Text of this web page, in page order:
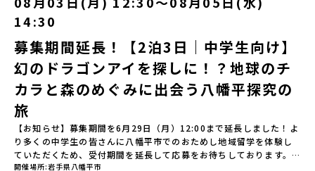
は原則、開催日1週間前までにご連絡いたします。又、最少催行人数
に達しなかった場合は、開催日3週間前までに催行中止の旨をメール
にてご連絡いたします。・よくあるご質問その他、よくあるご質問
についてはこちらをご確認ください。運営団体について＜プログラ
ム主催：一般財団法人地域・教育魅力化プラットフォーム＞「意志
ある若者にあふれる持続可能な地域・社会をつくる」というビジョ
ンを掲げ、2017年3月に島根県に設立した教育事業団体です。日本
全国約200の高校と連携しながら、中学卒業後に地域の枠を越えて生
徒一人ひとりの夢や価値観に合った地域・学校で1〜3年間過ごすこ
とができるシステム「地域みらい留学」をはじめとした、教育事業
や地域活性モデルをつくり続けています。名 称：一般財団法人地
域・教育魅力化プラットフォーム設 立：2017年3月代表者：岩本
し地域留学」の魅力を凝縮したアーカイブ動画をご覧いただけま
す。初めての一人旅への不安や、事務局のサポート体制、安全面に
る]YouTube：https://youtu.be/Yt8nd04aNgA?
si=e5erbspvwz5O8_uF【STEP 2】平取町プログラム説明会〜
「平取町」の内容を具体的に深掘りしたい方へ〜全体説明を聞いた
うえで、「平取町では具体的に何をするの？」「どんな町なの？」
という疑問にお答えする説明会です。平取町ならではの豊かな文化
や、2泊3日のプログラムの中身をたっぷりとお伝えします。日
時： 5月7日(木) 19：00〜19：40内 容： 平取町ってどんなとこ
ろ？、プログラム詳細解説、質疑応答お申し込み：https://c-
mirai.jp/events/002112どちらの説明会でも、お気軽にどうぞ！
イーツ（PM）「大樹町の魅力を体験②」 -大樹町宇宙交流センタ
ーSORA見学 -モデルロケットを飛ばしてみよう！「みんなで
BBQ」 -さらに仲間や地元の高校生、町の大人たちと交流＜3日目
＞（AM）「3日間の振り返りワーク」 -みんなで振り返り対話「牧
場の舞台裏。フィールドワーク」 -牧場見学・搾乳体験・動物と触
れ合おう「ランチ/お土産タイム」（PM） 14：00頃プログラム終
了-とかち帯広空港には15：00頃に到着予定です。※天候の状況や参
加人数によってプログラムを変更する場合がございます。参加概要
【開催場所】北海道大樹町（たいきちょう）【実施日程】7月28日
(火)〜 7月30日(木)※参加が確定した方には6月19日(金) 18：30～
20：00に「参加者向け事前オンライン研修」をご案内する予定で
す。必ず参加をお願いします。【集合場所・時間】7月28日(火)
い）は穏やかなリアス式海岸。海に沈む夕日は一生に一度は見てお
きたい景色です。出水工業高校は、「建築科」と「機械電気科」の2
つの学科。金属加工、電気工作、建物のデザインにチャレンジでき
る環境。「高校生ものづくりコンテスト」の木材加工部門で九州大
会2位に輝くなど、先輩たちの実力はホンモノ！この旅では自分の手
でモノをつくる時間を体験。金属を削ったり、電気を組んだり、木
で形をつくったり。プロの機械にさわれる高校で&quot;自分の手
&quot;でモノづくりにチャレンジ。夜には自分だけの「竹灯籠（た
けとうろう）」を作って灯りをともします。真っ青な海に思いっき
りダイブしたり、全国から集まった仲間や地元の高校生、地域の方
たちとワイワイBBQや夕ごはんづくりは一生の思い出になるはず！
ちょっとドキドキするけど、楽しい！に出会う3日間。熱気あふれる
14:30
募集期間延長！【2泊3日｜中学生向け】
幻のドラゴンアイを探しに！？地球のチ
カラと森のめぐみに出会う八幡平探究の
旅
【お知らせ】募集期間を6月29日（月）12:00まで延長しました！よ
り多くの中学生の皆さんに八幡平市でのおためし地域留学を体験し
ていただくため、受付期間を延長して応募をお待ちしております。
「申し込みのタイミングを逃してしまった」という方も、この機会
開催場所 岩手県八幡平市